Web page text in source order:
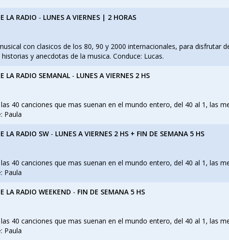
LA RADIO - LUNES A VIERNES | 2 HORAS
con clasicos de los 80, 90 y 2000 internacionales, para disfrutar
y anecdotas de la musica. Conduce: Lucas.
LA RADIO SEMANAL - LUNES A VIERNES 2 HS
40 canciones que mas suenan en el mundo entero, del 40 al 1, las
Paula
LA RADIO SW - LUNES A VIERNES 2 HS + FIN DE SEMANA 5 HS
40 canciones que mas suenan en el mundo entero, del 40 al 1, las
Paula
LA RADIO WEEKEND - FIN DE SEMANA 5 HS
40 canciones que mas suenan en el mundo entero, del 40 al 1, las
Paula